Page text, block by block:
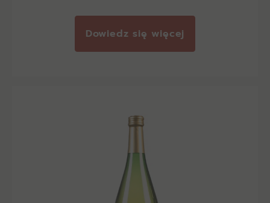
Dowiedz się więcej